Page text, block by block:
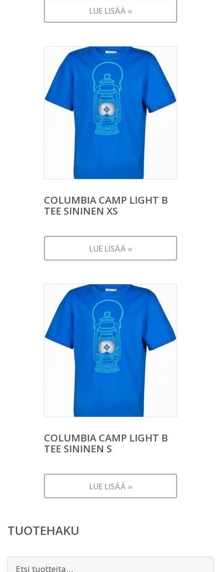
LUE LISÄÄ »
COLUMBIA CAMP LIGHT B
TEE SININEN XS
LUE LISÄÄ »
COLUMBIA CAMP LIGHT B
TEE SININEN S
LUE LISÄÄ »
TUOTEHAKU
Etsi: